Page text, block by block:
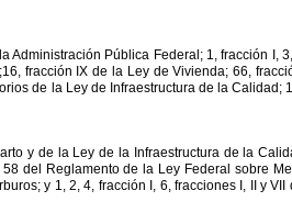
laAdministración Pública Federal; 1, fracción I, 3,
fracción IX de la Ley de Vivienda; 66,
de la Ley de Infraestructura de la Calidad;
y de la Ley de la Infraestructura de la
58 del Reglamento de la Ley Federal sobre
y 1, 2, 4, fracción I, 6, fracciones I, II y VII